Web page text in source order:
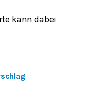
kann dabei